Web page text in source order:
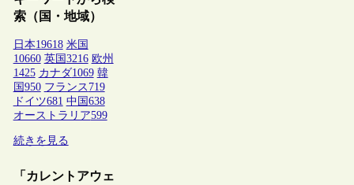
索（国・地域）
日本19618 米国
10660 英国 3216 欧州
1425 カナダ1069 韓
国 950 フランス 719
ドイツ681 中国 638
オーストラリア599
続きを見る
「カレントアウェ